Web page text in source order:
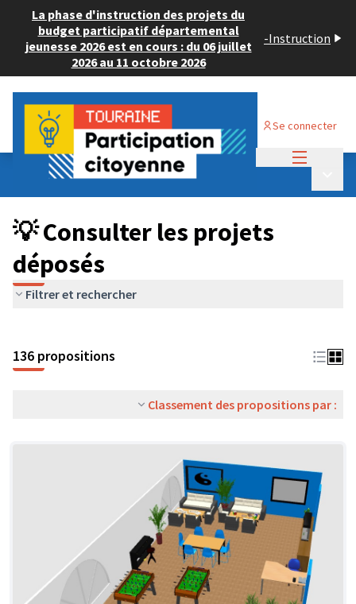
La phase d'instruction des projets du
budget participatif départemental
jeunesse 2026 est en cours : du 06 juillet
2026 au 11 octobre 2026
-Instruction
Se connecter
Budget Participatif JEUNESSE 2024
💡 Consulter les projets déposés
💡 Consulter les projets
déposés
Filtrer et rechercher
136 propositions
Classement des propositions par :